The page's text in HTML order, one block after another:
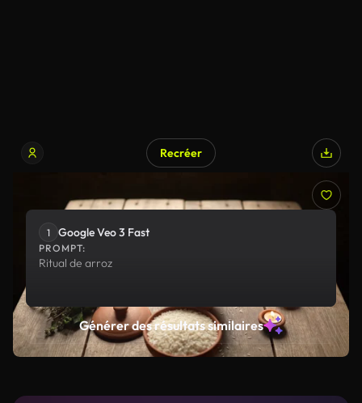
Recréer
Google Veo 3 Fast
1 Google Veo 3 Fast
PROMPT:
Ritual de arroz
Générer des résultats similaires